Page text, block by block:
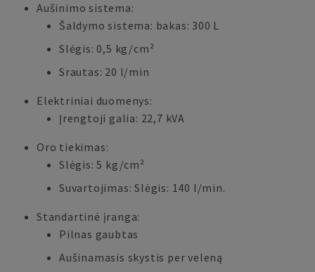
Aušinimo sistema:
Šaldymo sistema: bakas: 300 L
Slėgis: 0,5 kg/cm²
Srautas: 20 l/min
Elektriniai duomenys:
Įrengtoji galia: 22,7 kVA
Oro tiekimas:
Slėgis: 5 kg/cm²
Suvartojimas: Slėgis: 140 l/min.
Standartinė įranga:
Pilnas gaubtas
Aušinamasis skystis per veleną